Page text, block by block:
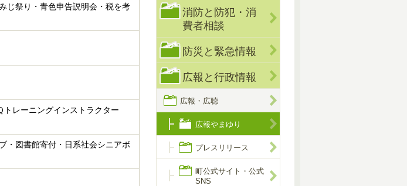
じ祭り・青色申告説明会・税を考
トレーニングインストラクター
・図書館寄付・日系社会シニアボ
消防と防犯・消
費者相談
防災と緊急情報
広報と行政情報
広報・広聴
広報やまゆり
プレスリリース
町公式サイト・公式
SNS